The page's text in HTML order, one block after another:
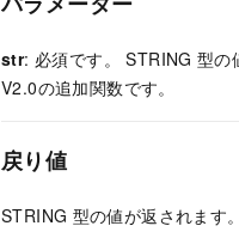
str: 必須です。 STRING 型の
V2.0の追加関数です。
戻り値
STRING 型の値が返されます。